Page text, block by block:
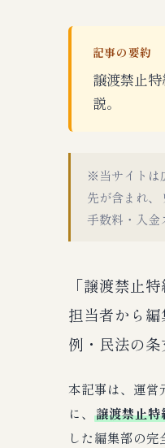
記事の要約
譲渡禁止
説。
※当サイトは
先が含まれ、
手数料・入金
「譲渡禁止
担当者から
例・民法の
本記事は、運営
に、
譲渡禁止
した編集部の完